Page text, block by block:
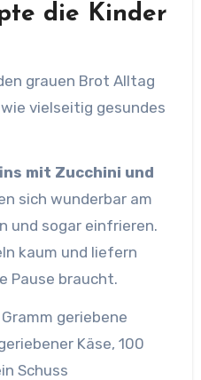
die Kinder
grauen Brot Alltag
vielseitig gesundes
mit Zucchini und
sich wunderbar am
und sogar einfrieren.
kaum und liefern
Pause braucht.
Gramm geriebene
Käse, 100
Schuss